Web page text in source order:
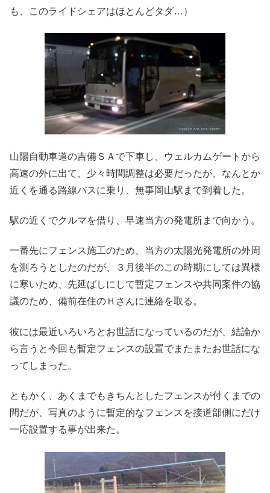
も、このライドシェアはほとんどタダ…）
山陽自動車道の吉備ＳＡで下車し、ウェルカムゲートから
高速の外に出て、少々時間調整は必要だったが、なんとか
近くを通る路線バスに乗り、無事岡山駅まで到着した。
駅の近くでクルマを借り、早速当方の発電所まで向かう。
一番先にフェンス施工のため、当方の太陽光発電所の外周
を測ろうとしたのだが、３月後半のこの時期にしては異様
に寒いため、先延ばしにして暫定フェンスや共同案件の協
議のため、備前在住のＨさんに連絡を取る。
彼には最近いろいろとお世話になっているのだが、結論か
ら言うと今回も暫定フェンスの設置でまたまたお世話にな
ってしまった。
ともかく、あくまでもきちんとしたフェンスが付くまでの
間だが、写真のように暫定的なフェンスを接道部側にだけ
一応設置する事が出来た。